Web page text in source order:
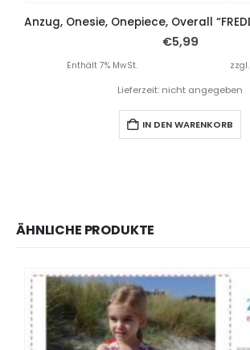
€5,99
Enthält 7% MwSt. zzgl.
Lieferzeit: nicht angegeben
IN DEN WARENKORB
ÄHNLICHE PRODUKTE